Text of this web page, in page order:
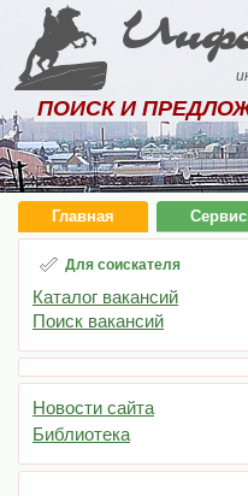
ПОИСК И
Главная
Для соискателя
Каталог вакансий
Поиск вакансий
Новости сайта
Библиотека